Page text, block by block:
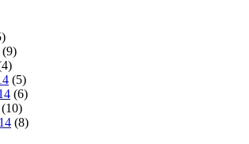
(9)
(5)
(6)
(10)
(8)